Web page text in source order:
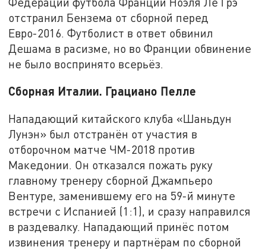
отстранил Бензема от сборной перед
Евро-2016. Футболист в ответ обвинил
Дешама в расизме, но во Франции обвинение
не было воспринято всерьёз.
Сборная Италии. Грациано Пелле
Нападающий китайского клуба «Шаньдун
Лунэн» был отстранён от участия в
отборочном матче ЧМ-2018 против
Македонии. Он отказался пожать руку
главному тренеру сборной Джампьеро
Вентуре, заменившему его на 59-й минуте
встречи с Испанией (1:1), и сразу направился
в раздевалку. Нападающий принёс потом
извинения тренеру и партнёрам по сборной